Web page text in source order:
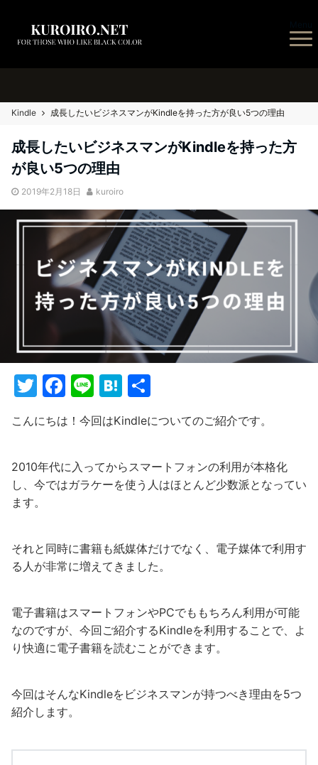
Kindle 成長したいビジネスマンがKindleを持った方が良い5つの理由
成長したいビジネスマンがKindleを持った方
が良い5つの理由
2019年2月18日 kuroiro
T
itt
F
c
b
o
k
Li
e
H
e
a
こんにちは！今回はKindleについてのご紹介です。
2010年代に入ってからスマートフォンの利用が本格化
し、今ではガラケーを使う人はほとんど少数派となってい
ます。
それと同時に書籍も紙媒体だけでなく、電子媒体で利用す
る人が非常に増えてきました。
電子書籍はスマートフォンやPCでももちろん利用が可能
なのですが、今回ご紹介するKindleを利用することで、よ
り快適に電子書籍を読むことができます。
今回はそんなKindleをビジネスマンが持つべき理由を5つ
紹介します。